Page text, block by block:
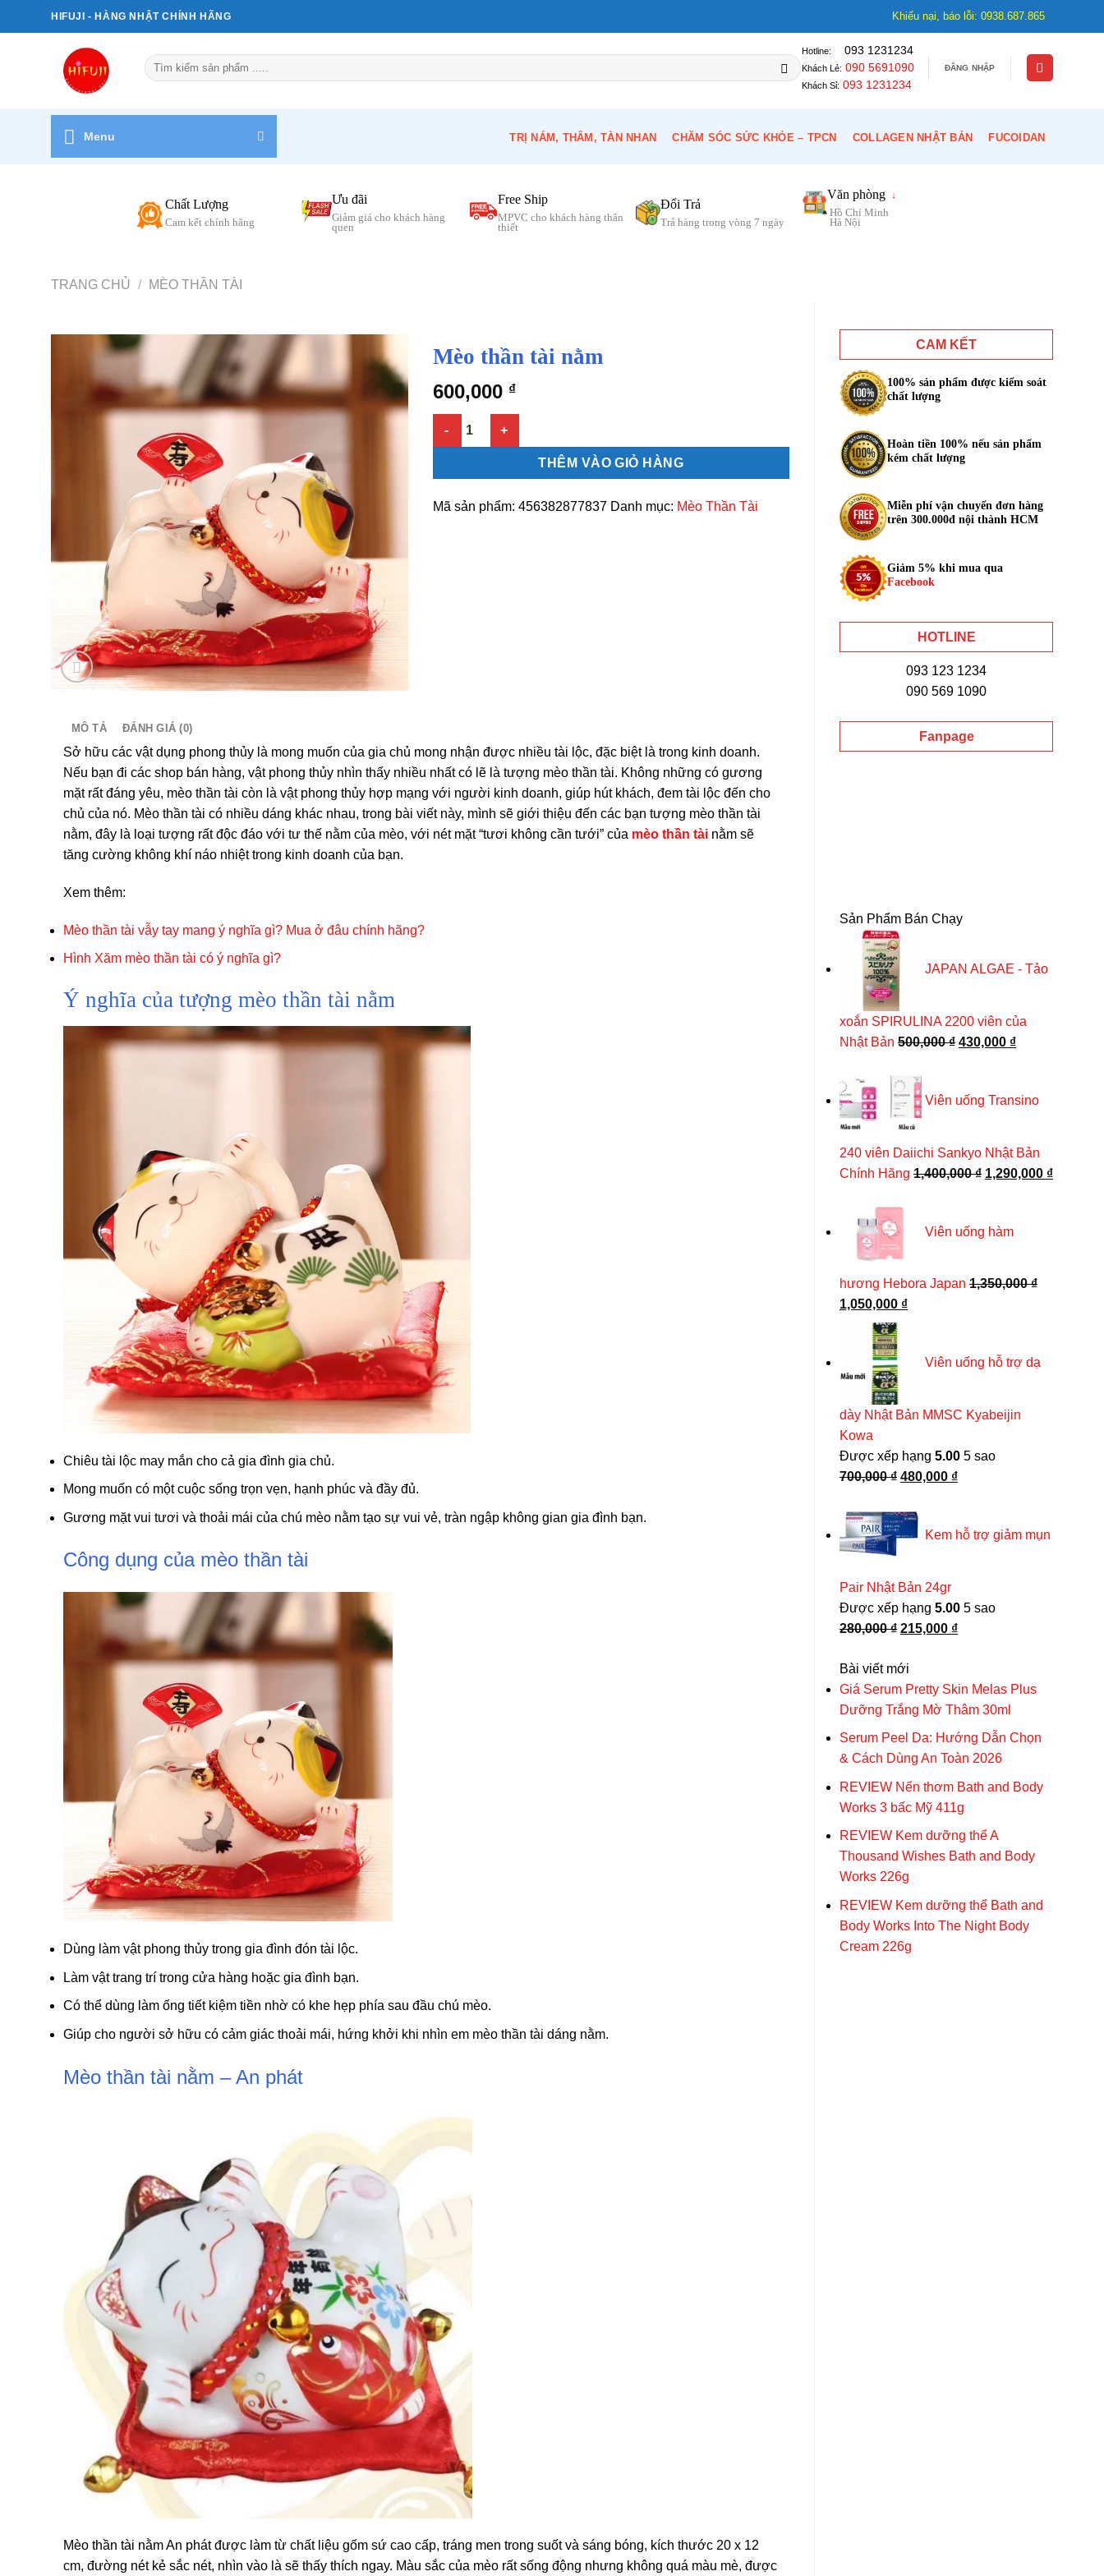
qua
HIFUJI - HÀNG NHẬT CHÍNH HÃNG Khiếu nại, báo lỗi: 0938.687.865
Tìm
kiếm:
Hotline: 093 1231234
Khách Lẻ: 090 5691090
Khách Sỉ: 093 1231234
ĐĂNG NHẬP
Menu TRỊ NÁM, THÂM, TÀN NHAN CHĂM SÓC SỨC KHỎE – TPCN COLLAGEN NHẬT BẢN FUCOIDAN
Chất Lượng
Cam kết chính hãng
Ưu đãi
Giảm giá cho khách hàng
quen
Free Ship
MPVC cho khách hàng thân
thiết
Đổi Trả
Trả hàng trong vòng 7 ngày
Văn phòng ↓
Hồ Chí Minh
Hà Nội
TRANG CHỦ / MÈO THẦN TÀI
CAM KẾT
100% sản phẩm được kiểm soát
chất lượng
Hoàn tiền 100% nếu sản phẩm
kém chất lượng
Miễn phí vận chuyển đơn hàng
trên 300.000đ nội thành HCM
Giảm 5% khi mua qua
Facebook
HOTLINE
093 123 1234
090 569 1090
Fanpage
Sản Phẩm Bán Chạy
JAPAN ALGAE - Tảo
xoắn SPIRULINA 2200 viên của
Nhật Bản 500,000₫ Giá
500,000 ₫.
430,000 ₫Giá
là:
Viên uống Transino
240 viên Daiichi Sankyo Nhật Bản
Chính Hãng 1,400,000₫ Giá
1,400,000 ₫.
1,290,000 ₫Giá
Viên uống hàm
hương Hebora Japan 1,350,000₫
Giá
1,350,000 ₫.
1,050,000 ₫Giá
Viên uống hỗ trợ dạ
dày Nhật Bản MMSC Kyabeijin
Kowa
Được xếp hạng 5.00 5 sao
700,000₫ Giá
là:
700,000 ₫.
480,000 ₫Giá
là:
Kem hỗ trợ giảm mụn
Pair Nhật Bản 24gr
Được xếp hạng 5.00 5 sao
280,000₫ Giá
là:
280,000 ₫.
215,000 ₫Giá
là:
215,000 ₫.
Bài viết mới
Giá Serum Pretty Skin Melas Plus
Dưỡng Trắng Mờ Thâm 30ml
Serum Peel Da: Hướng Dẫn Chọn
& Cách Dùng An Toàn 2026
REVIEW Nến thơm Bath and Body
Works 3 bấc Mỹ 411g
REVIEW Kem dưỡng thể A
Thousand Wishes Bath and Body
Works 226g
REVIEW Kem dưỡng thể Bath and
Body Works Into The Night Body
Cream 226g
Mèo thần tài nằm
600,000 ₫
Mèo thần tài nằm số lượng
THÊM VÀO GIỎ HÀNG
Mã sản phẩm: 456382877837 Danh mục: Mèo Thần Tài
MÔ TẢ ĐÁNH GIÁ (0)
Sở hữu các vật dụng phong thủy là mong muốn của gia chủ mong nhận được nhiều tài lộc, đặc biệt là trong kinh doanh.
Nếu bạn đi các shop bán hàng, vật phong thủy nhìn thấy nhiều nhất có lẽ là tượng mèo thần tài. Không những có gương
mặt rất đáng yêu, mèo thần tài còn là vật phong thủy hợp mạng với người kinh doanh, giúp hút khách, đem tài lộc đến cho
chủ của nó. Mèo thần tài có nhiều dáng khác nhau, trong bài viết này, mình sẽ giới thiệu đến các bạn tượng mèo thần tài
nằm, đây là loại tượng rất độc đáo với tư thế nằm của mèo, với nét mặt “tươi không cần tưới” của mèo thần tài nằm sẽ
tăng cường không khí náo nhiệt trong kinh doanh của bạn.
Xem thêm:
Mèo thần tài vẫy tay mang ý nghĩa gì? Mua ở đâu chính hãng?
Hình Xăm mèo thần tài có ý nghĩa gì?
Ý nghĩa của tượng mèo thần tài nằm
Chiêu tài lộc may mắn cho cả gia đình gia chủ.
Mong muốn có một cuộc sống trọn vẹn, hạnh phúc và đầy đủ.
Gương mặt vui tươi và thoải mái của chú mèo nằm tạo sự vui vẻ, tràn ngập không gian gia đình bạn.
Công dụng của mèo thần tài
Dùng làm vật phong thủy trong gia đình đón tài lộc.
Làm vật trang trí trong cửa hàng hoặc gia đình bạn.
Có thể dùng làm ống tiết kiệm tiền nhờ có khe hẹp phía sau đầu chú mèo.
Giúp cho người sở hữu có cảm giác thoải mái, hứng khởi khi nhìn em mèo thần tài dáng nằm.
Mèo thần tài nằm – An phát
Mèo thần tài nằm An phát được làm từ chất liệu gốm sứ cao cấp, tráng men trong suốt và sáng bóng, kích thước 20 x 12
cm, đường nét kẻ sắc nét, nhìn vào là sẽ thấy thích ngay. Màu sắc của mèo rất sống động nhưng không quá màu mè, được